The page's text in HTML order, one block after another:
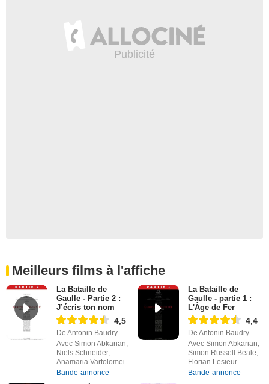
Meilleurs films à l'affiche
La Bataille de
Gaulle - Partie 2 :
J’écris ton nom
4,5
De Antonin Baudry
Avec Simon Abkarian,
Niels Schneider,
Anamaria Vartolomei
Bande-annonce
La Bataille de
Gaulle - partie 1 :
L'Âge de Fer
4,4
De Antonin Baudry
Avec Simon Abkarian,
Simon Russell Beale,
Florian Lesieur
Bande-annonce